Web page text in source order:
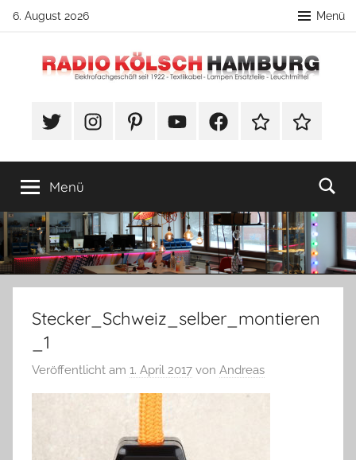
Zum
springen
6. August 2026 Menü
Radio
Hamburg
Lampenbau
#TwitterInstagramPinterestYouTubeFacebookTikTok Webshop
Menü
Stecker_Schweiz_selber_montieren
_1
Veröffentlicht am 1. April 2017 von Andreas